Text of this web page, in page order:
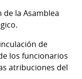
de la Asamblea
de
los funcionarios
atribuciones del